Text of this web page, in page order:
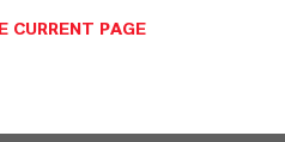
CURRENT PAGE